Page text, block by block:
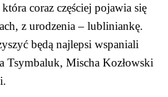
coraz częściej pojawia się
z urodzenia – lubliniankę.
będą najlepsi wspaniali
Tsymbaluk, Mischa Kozłowski